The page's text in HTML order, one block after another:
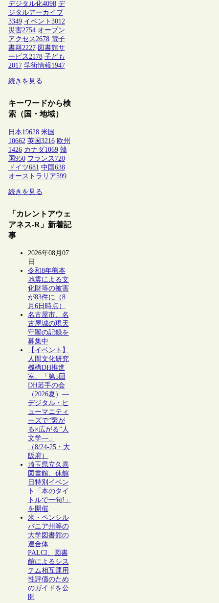
デジタル化4098 デ
ジタルアーカイブ
3349 イベント 3012
災害2754 オープン
アクセス2678 電子
書籍2227 図書館サ
ービス2178 子ども
2017 学術情報1947
続きを見る
キーワードから検
索（国・地域）
日本19628 米国
10662 英国3216 欧州
1426 カナダ1069 韓
国950 フランス 720
ドイツ681 中国638
オーストラリア599
続きを見る
「カレントアウェ
アネス-R」新着記
事
2026年08月07
日
令和8年熊本
地震による文
化財等の被害
が83件に（8
月6日時点）
名古屋市、名
古屋城の現天
守閣の記録を
募集中
【イベント】
人間文化研究
機構DH推進
室、「第5回
DH若手の会
（2026夏）―
デジタル・ヒ
ューマニティ
ーズで“繋が
る×広がる”人
文学―」
（8/24-25・大
阪府）
埼玉県立久喜
図書館、休館
日特別イベン
ト「本のタイ
トルで一句!」
を開催
米・ペンシル
バニア州等の
大学図書館の
連合体
PALCI、図書
館によるシス
テム相互運用
性評価のため
のガイドを公
開